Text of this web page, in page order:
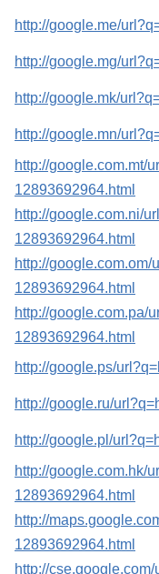
http://google.me/
http://google.mg/
http://google.mk/
http://google.mn/
http://google.com.mt/
12893692964.html
http://google.com.ni/
12893692964.html
http://
12893692964.html
http://google.com.pa/
12893692964.html
http://google.ps/
http://google.ru/
http://google.pl/
http://google.com.hk/
12893692964.html
http://
12893692964.html
http://